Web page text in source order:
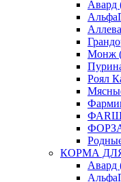
Авард
Монж
Роял
ФАRШ
КОРМА
Авард